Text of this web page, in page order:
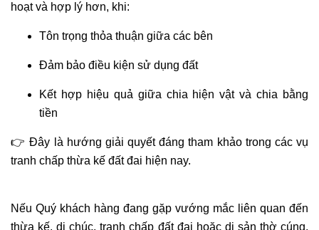
hoạt và hợp lý hơn, khi:
Tôn trọng thỏa thuận giữa các bên
Đảm bảo điều kiện sử dụng đất
Kết hợp hiệu quả giữa chia hiện vật và chia bằng
tiền
👉 Đây là hướng giải quyết đáng tham khảo trong các vụ
tranh chấp thừa kế đất đai hiện nay.
Nếu Quý khách hàng đang gặp vướng mắc liên quan đến
thừa kế, di chúc, tranh chấp đất đai hoặc di sản thờ cúng,